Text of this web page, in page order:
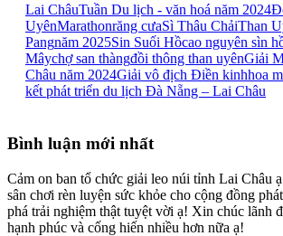
Lai ChâuTuần Du lịch - văn hoá năm 2024
UyênMarathonrăng cưaSì Thâu ChảiThan
Pangnăm 2025Sin Suối Hồcao nguyên sìn
Mâychợ san thàngđồi thông than uyênGiải
Châu năm 2024Giải vô địch Điền kinhhoa
kết phát triển du lịch Đà Nẵng – Lai Châu
Bình luận mới nhất
Cảm on ban tổ chức giải leo núi tỉnh Lai Châu
sân chơi rèn luyện sức khỏe cho cộng đồng
phá trải nghiệm thật tuyệt vời ạ! Xin chúc lãnh
hạnh phúc và cống hiến nhiều hơn nữa ạ!